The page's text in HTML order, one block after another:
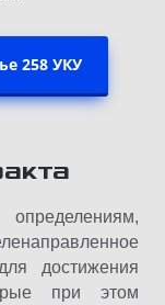
258 УКУ
достижения
при этом